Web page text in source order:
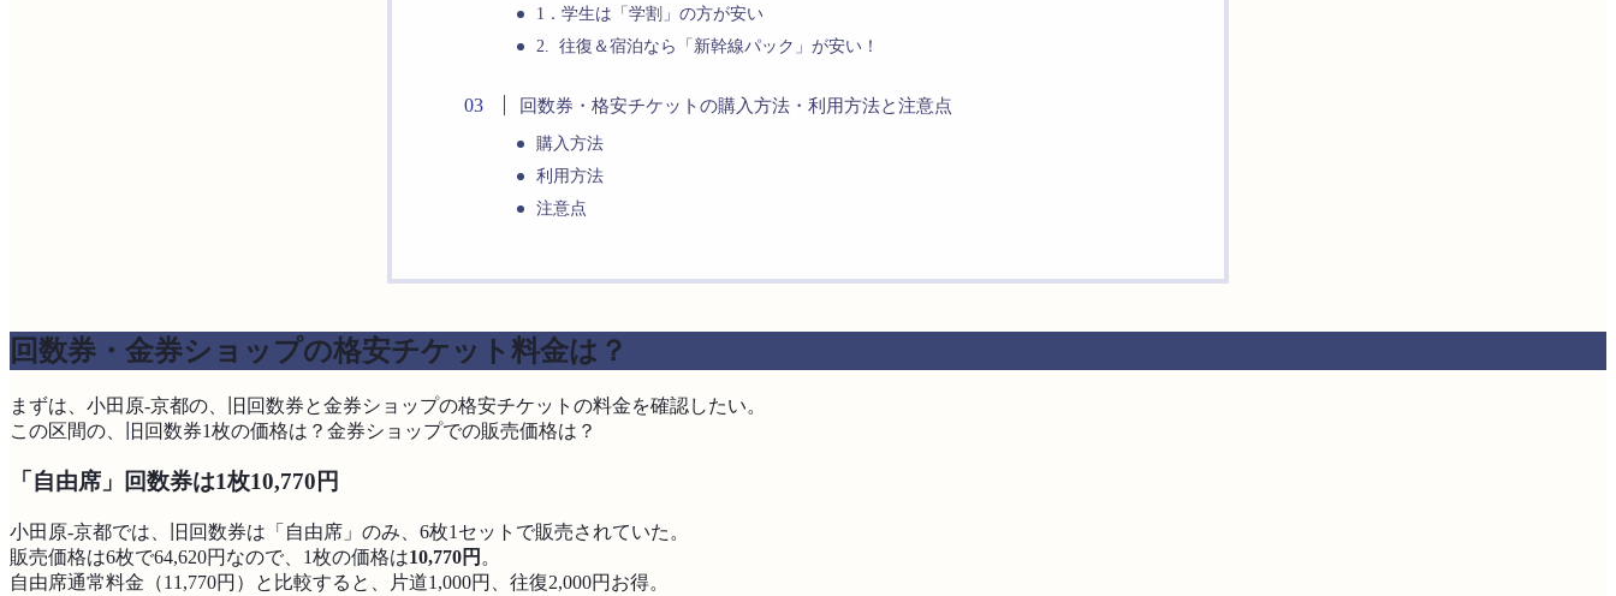
1．学生は「学割」の方が安い
2. 往復＆宿泊なら「新幹線パック」が安い！
回数券・格安チケットの購入方法・利用方法と注意点
購入方法
利用方法
注意点
回数券・金券ショップの格安チケット料金は？
まずは、小田原-京都の、旧回数券と金券ショップの格安チケットの料金を確認したい。
この区間の、旧回数券1枚の価格は？金券ショップでの販売価格は？
「自由席」回数券は1枚10,770円
小田原-京都では、旧回数券は「自由席」のみ、6枚1セットで販売されていた。
販売価格は6枚で64,620円なので、1枚の価格は10,770円 。
自由席通常料金（11,770円）と比較すると、片道1,000円、往復2,000円お得。